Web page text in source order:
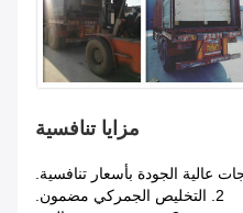
مزايا تنافسية
2. التخليص الجمركي مضمون.